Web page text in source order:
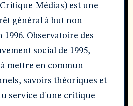
Médias) est une
général à but non
Observatoire des
social de 1995,
mettre en commun
savoirs théoriques et
service d'une critique